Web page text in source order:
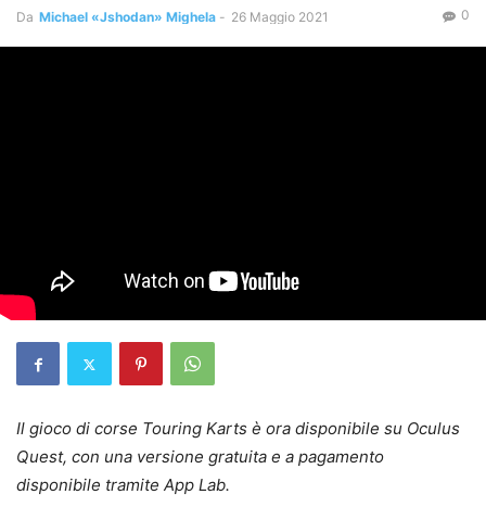
Da Michael «Jshodan» Mighela - 26 Maggio 2021 0
Il gioco di corse Touring Karts è ora disponibile su Oculus
Quest, con una versione gratuita e a pagamento
disponibile tramite App Lab.